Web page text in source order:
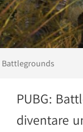
Battlegrounds
PUBG:
diventare